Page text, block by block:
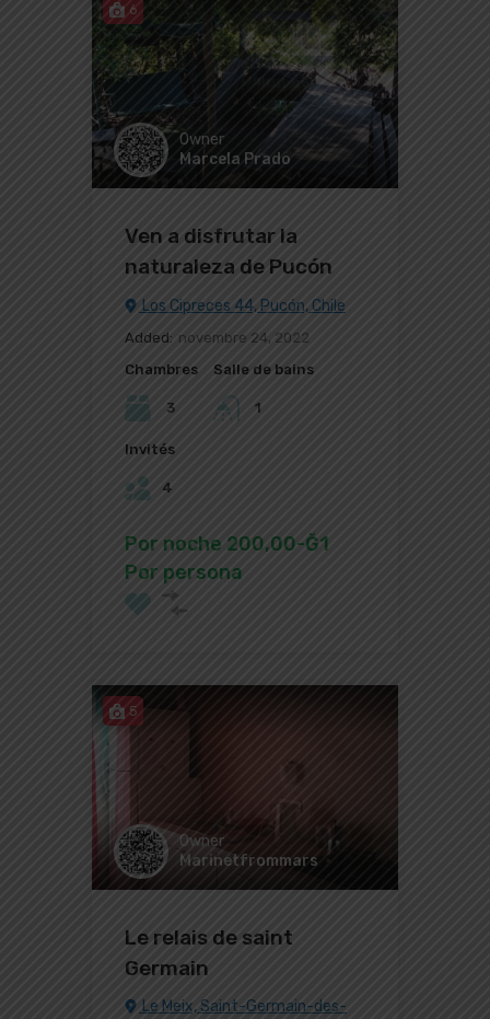
6
Owner
Marcela Prado
Ven a disfrutar la
naturaleza de Pucón
Los Cipreces 44, Pucón, Chile
Added: novembre 24, 2022
Chambres
3
Salle de bains
1
Invités
4
Por noche 200,00-Ğ1
Por persona
5
Owner
Marinetfrommars
Le relais de saint
Germain
Le Meix, Saint-Germain-des-